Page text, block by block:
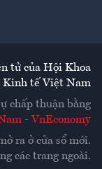
tử của Hội Khoa
Kinh tế Việt Nam
chấp thuận bằng
- VnEconomy
ra ở cửa sổ mới.
các trang ngoài.